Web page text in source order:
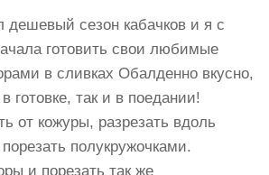
дешевый сезон кабачков и я с
готовить свои любимые
в сливках Обалденно вкусно,
готовке, так и в поедании!
от кожуры, разрезать вдоль
полукружочками.
и порезать так же